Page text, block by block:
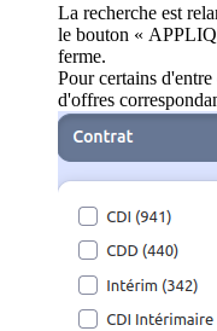
La recherche est
le bouton «
ferme.
Pour certains
d'offres